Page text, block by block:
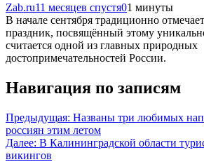
Zab.ru11 месяцев спустя01 минуты
В начале сентября традиционно
праздник, посвящённый этому
считается одной из главных природных
достопримечательностей России.
Навигация по записям
Предыдущая: Названы три любимых
россиян этим летом
Далее: В Калининградской области
викингов